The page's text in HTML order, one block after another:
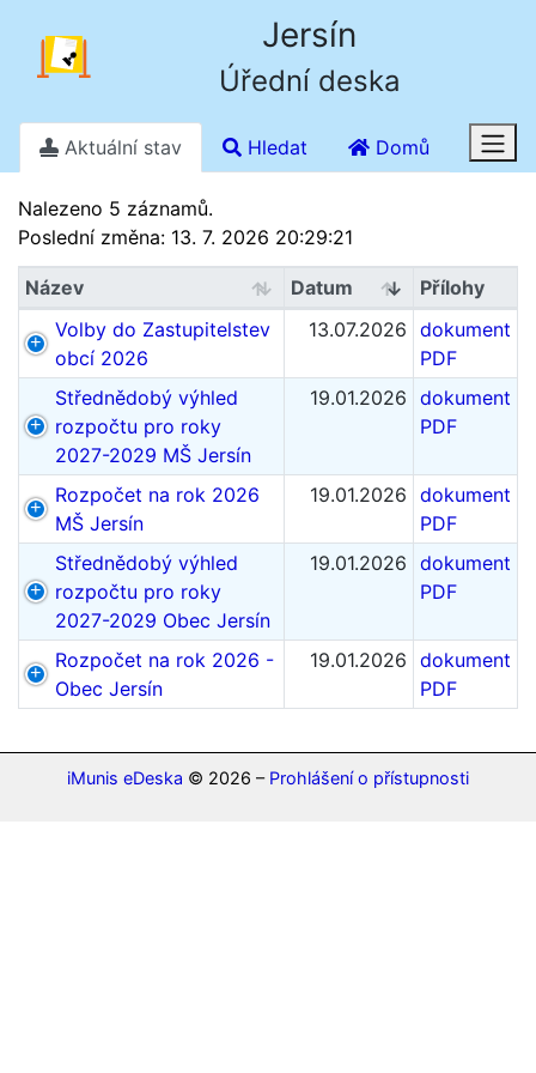
Jersín
Úřední deska
Aktuální stav Hledat Domů
Stav k 7. 8. 2026 4.39
Nalezeno 5 záznamů.
Poslední změna: 13. 7. 2026 20:29:21
Název Datum
Přílohy
Volby do Zastupitelstev
obcí 2026
13.07.2026 dokument
PDF
Střednědobý výhled
rozpočtu pro roky
2027-2029 MŠ Jersín
19.01.2026 dokument
PDF
Rozpočet na rok 2026
MŠ Jersín
19.01.2026 dokument
PDF
Střednědobý výhled
rozpočtu pro roky
2027-2029 Obec Jersín
19.01.2026 dokument
PDF
Rozpočet na rok 2026 -
Obec Jersín
19.01.2026 dokument
PDF
iMunis eDeska © 2026 – Prohlášení o přístupnosti